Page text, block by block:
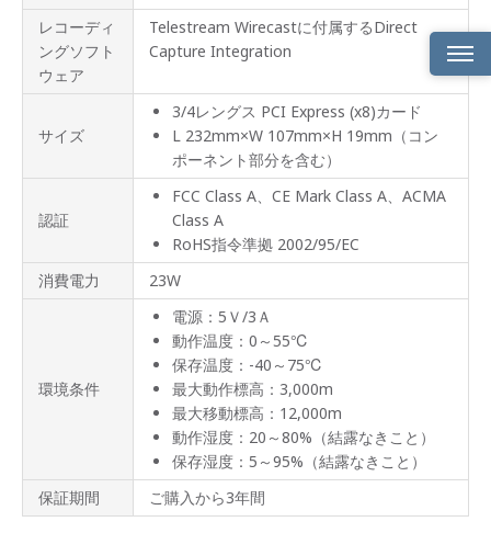
レコーディ
ングソフト
ウェア
Telestream Wirecastに付属するDirect
Capture Integration
サイズ
3/4レングス PCI Express (x8)カード
L 232mm×W 107mm×H 19mm（コン
ポーネント部分を含む）
認証
FCC Class A、CE Mark Class A、ACMA
Class A
RoHS指令準拠 2002/95/EC
消費電力
23W
環境条件
電源：5Ｖ/3Ａ
動作温度：0～55℃
保存温度：-40～75℃
最大動作標高：3,000m
最大移動標高：12,000m
動作湿度：20～80%（結露なきこと）
保存湿度：5～95%（結露なきこと）
保証期間
ご購入から3年間
4系統
リー